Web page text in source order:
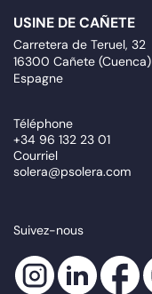
USINE DE CAÑETE
Carretera de Teruel, 32
16300 Cañete (Cuenca)
Espagne
Téléphone
+34 96 132 23 01
Courriel
solera@psolera.com
Suivez-nous